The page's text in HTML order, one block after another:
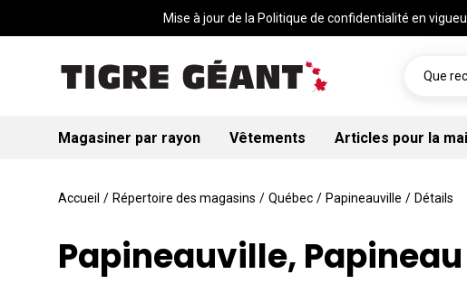
Mise à jour de la Politique de confidentialité en
Que
Magasiner par rayon Vêtements Articles pour la
Accueil / Répertoire des magasins / Québec / Papineauville / Détails
Papineauville, Papineau